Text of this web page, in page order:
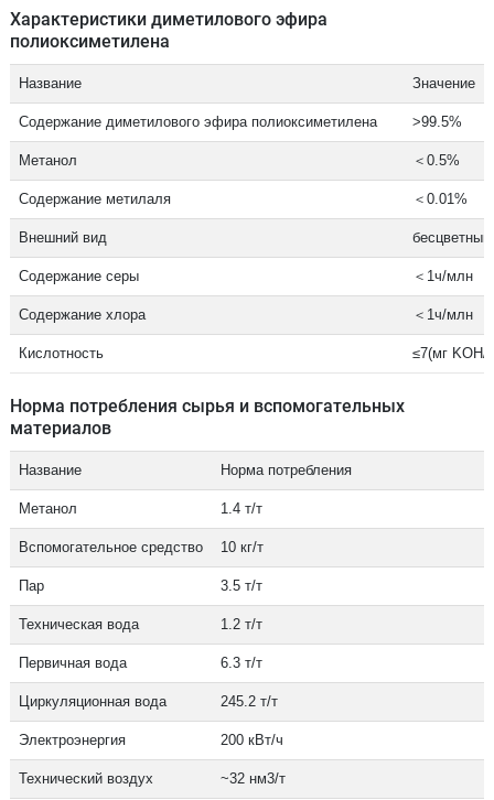
Характеристики диметилового эфира
полиоксиметилена
Название Значение
Содержание диметилового эфира полиоксиметилена >99.5%
Метанол ＜0.5%
Содержание метилаля ＜0.01%
Внешний вид
Содержание серы ＜1ч/млн
Содержание хлора ＜1ч/млн
Кислотность ≤7(мг KOH/
Норма потребления сырья и вспомогательных
материалов
Название Норма потребления
Метанол 1.4 т/т
Вспомогательное средство 10 кг/т
Пар 3.5 т/т
Техническая вода 1.2 т/т
Первичная вода 6.3 т/т
Циркуляционная вода 245.2 т/т
Электроэнергия 200 кВт/ч
Технический воздух ~32 нм3/т